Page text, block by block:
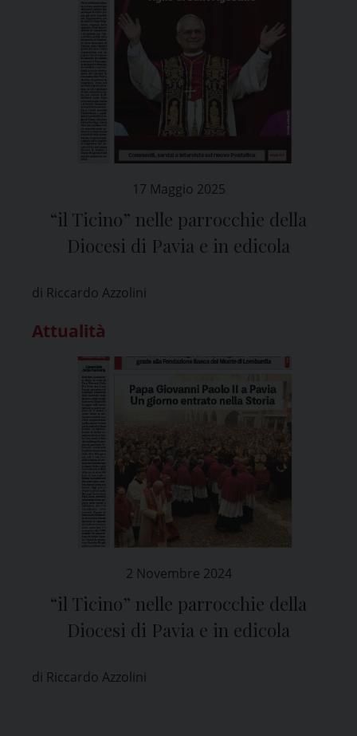
17 Maggio 2025
“il Ticino” nelle parrocchie della
Diocesi di Pavia e in edicola
di Riccardo Azzolini
Attualità
2 Novembre 2024
“il Ticino” nelle parrocchie della
Diocesi di Pavia e in edicola
di Riccardo Azzolini